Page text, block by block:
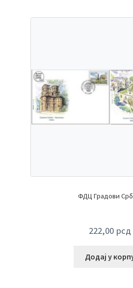
ФДЦ Градови
222,00 рсд
Додај у